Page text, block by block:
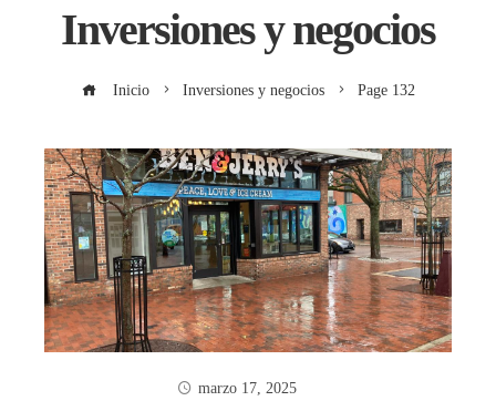
Inversiones y negocios
Inicio Inversiones y negocios Page 132
marzo 17, 2025